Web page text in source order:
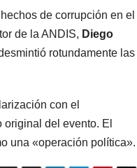
de corrupción en el
de la ANDIS, Diego
rotundamente las
con el
del evento. El
una «operación política».